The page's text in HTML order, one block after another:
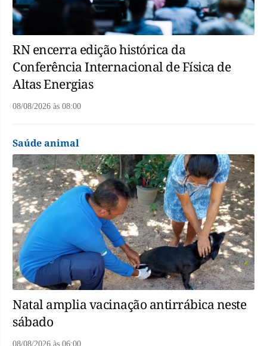
RN encerra edição histórica da
Conferência Internacional de Física de
Altas Energias
08/08/2026 às 08:00
Saúde animal
Natal amplia vacinação antirrábica neste
sábado
08/08/2026 às 06:00